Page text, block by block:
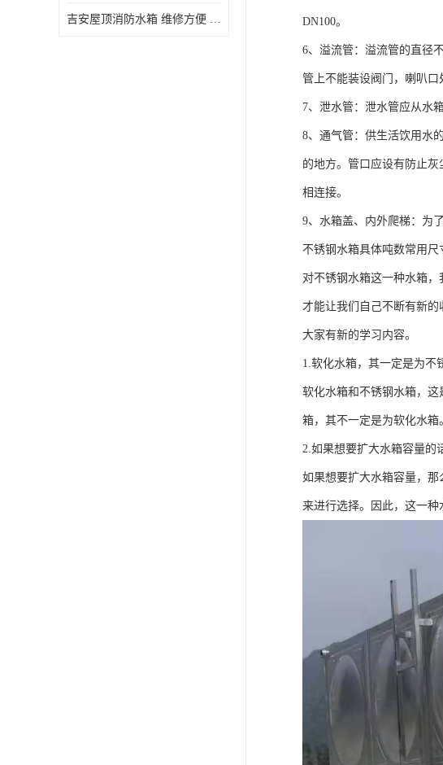
吉安屋顶消防水箱 维修方便 箱体钢度足 DN100。
6、溢流管：溢流管的直径
管上不能装设阀门，喇叭口
7、泄水管：泄水管应从水
8、通气管：供生活饮用水
的地方。管口应设有防止
相连接。
9、水箱盖、内外爬梯：为
不锈钢水箱具体吨数常用尺
对不锈钢水箱这一种水箱
才能让我们自己不断有新
大家有新的学习内容。
1.软化水箱，其一定是为不
软化水箱和不锈钢水箱，
箱，其不一定是为软化水箱
2.如果想要扩大水箱容量的
如果想要扩大水箱容量，
来进行选择。因此，这一种